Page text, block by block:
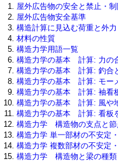
屋外広告物の安全と禁止・制
屋外広告物安全基準
構造計算に見込む荷重と外力
材料の性質
構造力学用語一覧
構造力学の基本 計算: 力の
構造力学の基本 計算: 釣合
構造力学の基本 計算: モー
構造力学の基本 計算: 袖看
構造力学の基本 計算: 風や
構造力学の基本 計算: 看板
構造力学 構造物の支点と節
構造力学 単一部材の不安定
構造力学 複数部材の不安定
構造力学 構造物と梁の種類